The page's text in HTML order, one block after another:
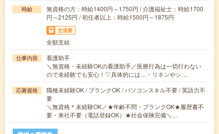
時給
無資格の方：時給1400円～1750円 / 介護福祉士：時給1700
円～2125円 / 初任者以上：時給1500円～1875円
交通費
全額支給
仕事内容
看護助手
＼無資格・未経験OKの看護助手／医療行為は一切行わない
ので未経験でも安心！▽具体的には…・リネンやシ…
応募資格
職種未経験OK / ブランクOK / パソコンスキル不要 / 英語力不
要
＼無資格＊未経験OK／★年齢不問・ブランクOK★履歴書不
要・来社不要（電話登録OK）★社会保険完備＼…